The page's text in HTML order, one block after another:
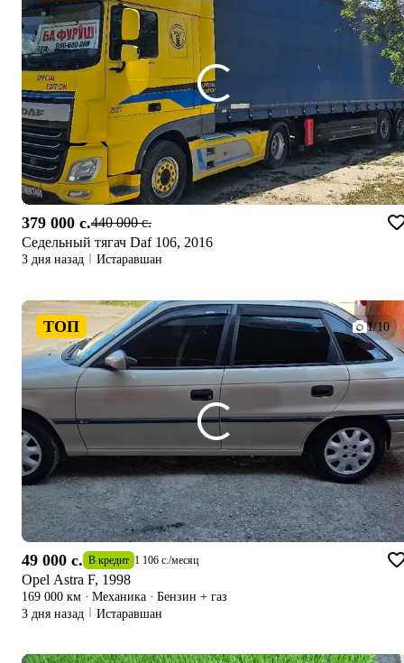
379 000 c.440 000 c.
Седельный тягач Daf 106, 2016
3 дня назад Истаравшан
ТОП 1/10
49 000 c. В кредит 1 106 c./месяц
Opel Astra F, 1998
169 000 км · Механика · Бензин + газ
3 дня назад
Истаравшан